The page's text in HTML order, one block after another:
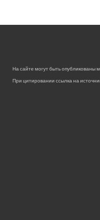
На сайте могут быть опубликованы
При цитировании ссылка на